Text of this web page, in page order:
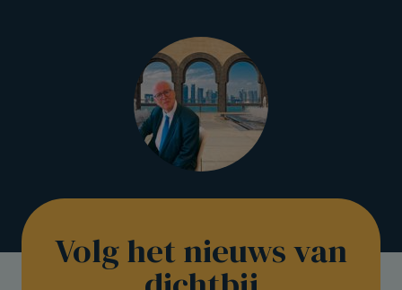
Volg het nieuws van